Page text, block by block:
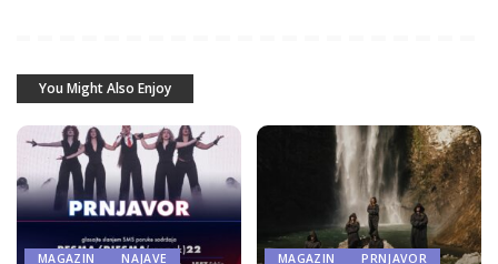
You Might Also Enjoy
MAGAZIN NAJAVE MAGAZIN PRNJAVOR